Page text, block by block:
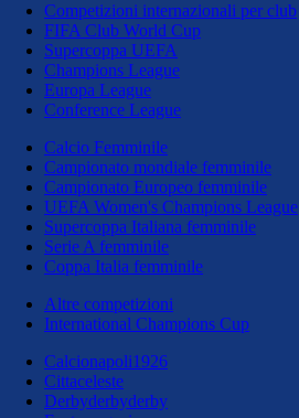
Competizioni internazionali per club
FIFA Club World Cup
Supercoppa UEFA
Champions League
Europa League
Conference League
Calcio Femminile
Campionato mondiale femminile
Campionato Europeo femminile
UEFA Women's Champions League
Supercoppa Italiana femminile
Serie A femminile
Coppa Italia femminile
Altre competizioni
International Champions Cup
Calcionapoli1926
Cittaceleste
Derbyderbyderby